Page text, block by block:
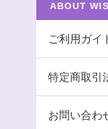
ABOUT
ご利用ガイ
特定商取引
お問い合わ